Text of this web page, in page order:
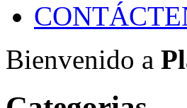
Bienvenido a